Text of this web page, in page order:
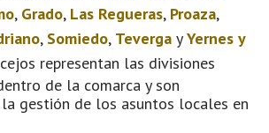
, Grado, Las Regueras, Proaza,
, Somiedo, Teverga yYernes y
representan las divisiones
de la comarca y son
gestión de los asuntos locales en